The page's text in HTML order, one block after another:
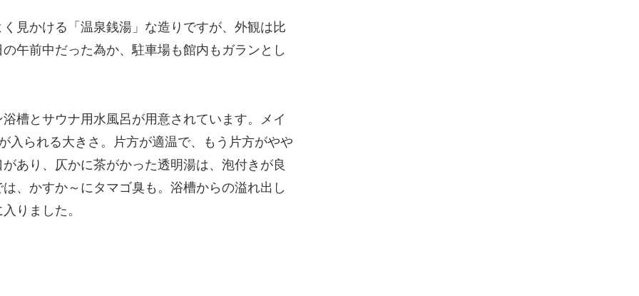
見かける「温泉銭湯」な造りですが、外観は比
午前中だった為か、駐車場も館内もガランとし
槽とサウナ用水風呂が用意されています。メイ
入られる大きさ。片方が適温で、もう片方がやや
あり、仄かに茶がかった透明湯は、泡付きが良
、かすか～にタマゴ臭も。浴槽からの溢れ出し
りました。